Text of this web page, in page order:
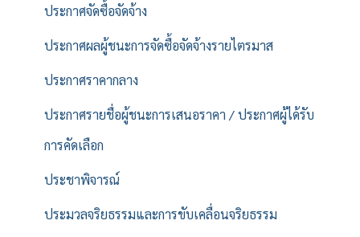
ประกาศจัดซื้อจัดจ้าง
ประกาศผลผู้ชนะการจัดซื้อจัดจ้างรายไตรมาส
ประกาศราคากลาง
ประกาศรายชื่อผู้ชนะการเสนอราคา / ประกาศผู้ได้รับ
การคัดเลือก
ประชาพิจารณ์
ประมวลจริยธรรมและการขับเคลื่อนจริยธรรม